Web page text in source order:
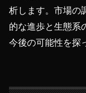
析します。市場の
的な進歩と生態系
今後の可能性を探